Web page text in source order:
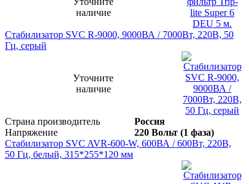
наличие
Стабилизатор SVC R-9000, 9000ВА / 7000Вт, 220В, 50
Гц, серый
Уточните
наличие
Страна производитель
Россия
Напряжение
220 Вольт (1 фаза)
Стабилизатор SVC AVR-600-W, 600ВА / 600Вт, 220В,
50 Гц, белый, 315*255*120 мм